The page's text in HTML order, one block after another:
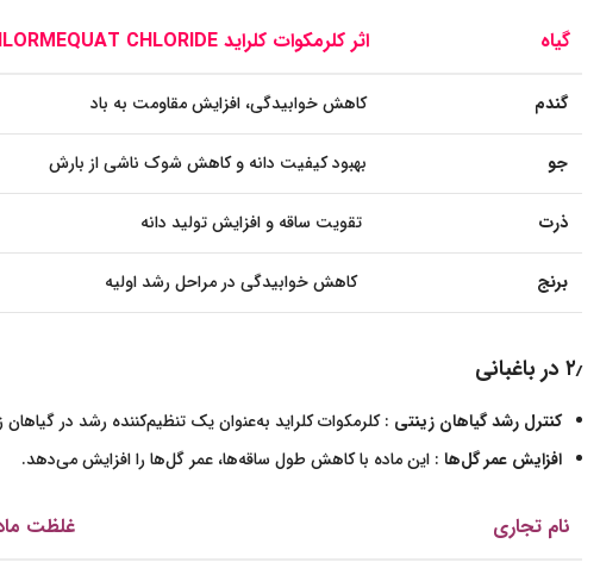
گیاه اثر کلرمکوات کلراید CHLORMEQUAT CHLORIDE
گندم کاهش خوابیدگی، افزایش مقاومت به باد
جو بهبود کیفیت دانه و کاهش شوک ناشی از بارش
ذرت تقویت ساقه و افزایش تولید دانه
برنج کاهش خوابیدگی در مراحل رشد اولیه
۲٫ در باغبانی
کنترل رشد گیاهان زینتی : کلرمکوات کلراید به‌عنوان یک تنظیم‌کننده رشد در
افزایش عمر گل‌ها : این ماده با کاهش طول ساقه‌ها، عمر گل‌ها را افزایش می‌دهد.
نام تجاری غلظت